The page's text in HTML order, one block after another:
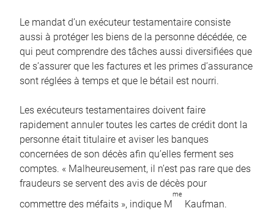
Le mandat d’un exécuteur testamentaire consiste
aussi à protéger les biens de la personne décédée, ce
qui peut comprendre des tâches aussi diversifiées que
de s’assurer que les factures et les primes d’assurance
sont réglées à temps et que le bétail est nourri.
Les exécuteurs testamentaires doivent faire
rapidement annuler toutes les cartes de crédit dont la
personne était titulaire et aviser les banques
concernées de son décès afin qu’elles ferment ses
comptes. « Malheureusement, il n’est pas rare que des
fraudeurs se servent des avis de décès pour
commettre des méfaits », indique M
me
Kaufman.